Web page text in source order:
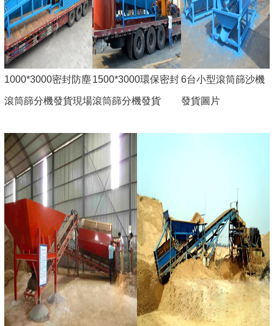
1000*3000密封防塵
滾筒篩分機發貨現場
1500*3000環保密封
滾筒篩分機發貨
6台小型滾筒篩沙機
發貨圖片